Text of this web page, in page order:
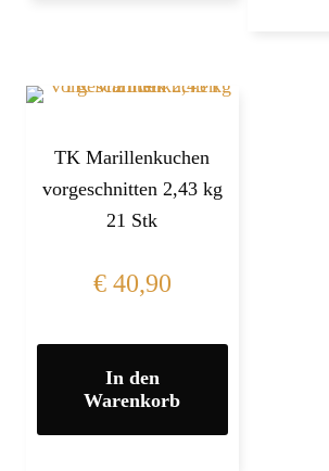
TK Marillenkuchen
vorgeschnitten 2,43 kg
21 Stk
€40,90
In den
Warenkorb